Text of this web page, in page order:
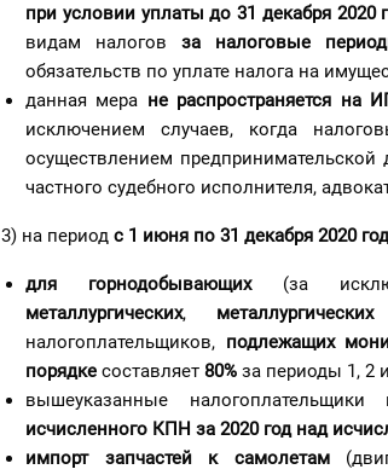
при условии уплаты до 31 декабря
видам налогов за налоговые
обязательств по уплате налога на
данная мера не распространяется на
исключением случаев, когда
осуществлением предпринимательской
частного судебного исполнителя,
3) на период с 1 июня по 31 декабря 2020
для горнодобывающих(за
металлургических,
налогоплательщиков, подлежащих
порядке составляет 80% за периоды 1, 2
вышеуказанные
исчисленного КПН за 2020 год над
импорт запчастей к самолетам